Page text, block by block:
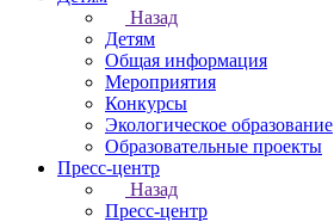
Назад
Детям
Общая информация
Мероприятия
Конкурсы
Экологическое образование
Образовательные проекты
Пресс-центр
Назад
Пресс-центр